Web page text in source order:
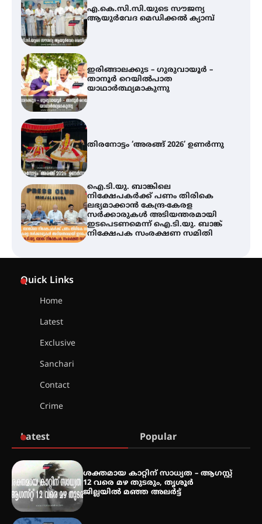
എ.കെ.സി.സി.യുടെ സൗജന്യ
ആയുർവേദ മെഡിക്കൽ ക്യാമ്പ്
ഇരിങ്ങാലക്കുട – ഗുരുവായൂർ –
താനൂർ റെയിൽപാത
യാഥാർത്ഥ്യമാകുന്നു
തിരനോട്ടം ‘അരങ്ങ് 2026’ ഉണർന്നു
ഐ.ടി.യു. ബാങ്കിലെ
നിക്ഷേപകർക്ക് പണം തിരികെ
ലഭ്യമാക്കാൻ കേന്ദ്ര-കേരള
സർക്കാരുകൾ അടിയന്തരമായി
ഇടപെടണമെന്ന് ഐ.ടി.യു. ബാങ്ക്
നിക്ഷേപക സംരക്ഷണ സമിതി
താനൂർ റെയിൽപാത
യാഥാർത്ഥ്യമാകുന്നു
Quick Links
Home
Latest
Exclusive
Sanchari
Contact
Crime
Latest Popular
ശക്തമായ കാറ്റിന് സാധ്യത – ആഗസ്റ്റ്
12 വരെ മഴ തുടരും, തൃശൂർ
ജില്ലയിൽ മഞ്ഞ അലർട്ട്